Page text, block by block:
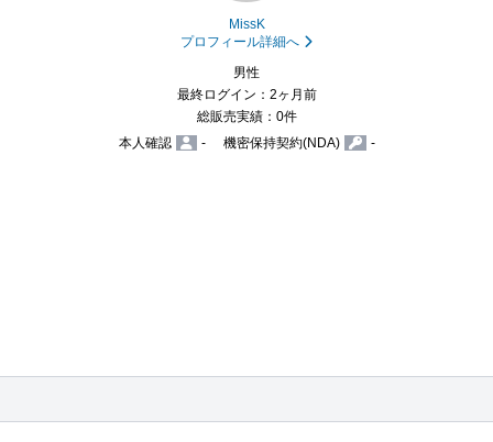
MissK
プロフィール詳細へ
男性
最終ログイン：2ヶ月前
総販売実績：0件
本人確認
- 機密保持契約(NDA) -